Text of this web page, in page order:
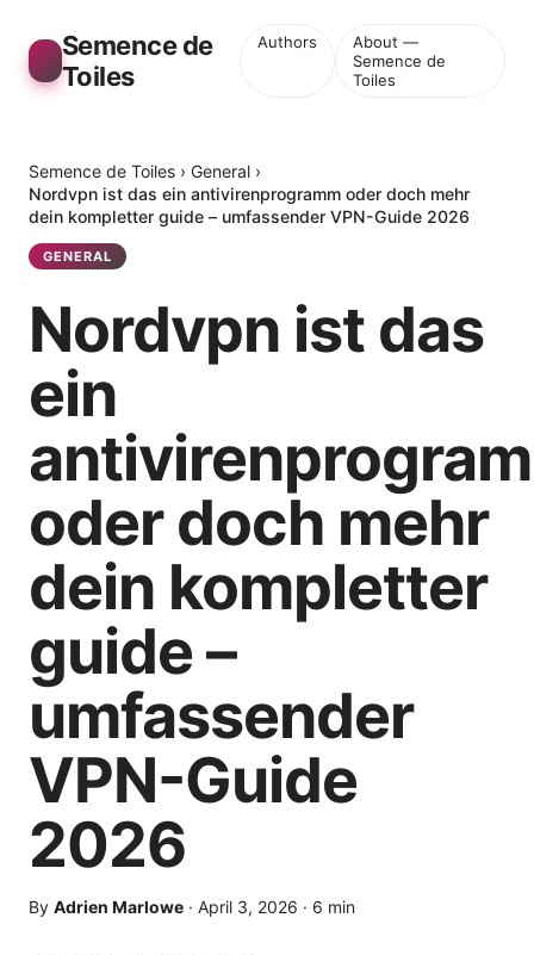
Semence de
Toiles
Authors
About —
Semence de
Toiles
Semence de Toiles › General ›
Nordvpn ist das ein antivirenprogramm oder doch mehr
dein kompletter guide – umfassender VPN-Guide 2026
GENERAL
Nordvpn ist das
ein
oder doch mehr
dein kompletter
guide –
umfassender
VPN-Guide
2026
By Adrien Marlowe · April 3, 2026 · 6 min